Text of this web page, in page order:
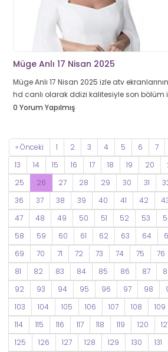
Müge Anlı 17 Nisan 2025
Müge Anlı 17 Nisan 2025 izle atv
hd canlı olarak ddizi kalitesiyle son bölüm
0 Yorum Yapılmış
« Önceki 1 2 3 4 5 6 7
13
14 15 16 17 18 19 20
25
26 27 28 29 30 31
36
37 38 39 40 41 42
47
48 49 50 51 52 53
58
59 60 61 62 63 64
69
70 71 72 73 74 75 76
81
82 83 84 85 86 87
92
93 94 95 96 97 98
103
104 105 106 107 108 109
114
115 116 117 118 119 120 121
125
126 127 128 129 130 131